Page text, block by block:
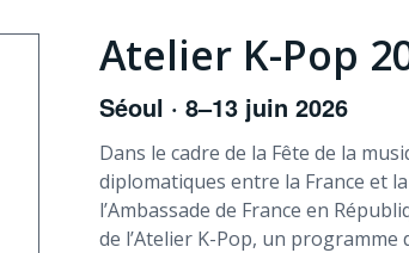
Atelier K-Pop
Séoul · 8–13 juin 2026
Dans le cadre de la Fête de la
diplomatiques entre la France et
l’Ambassade de France en
de l’Atelier K-Pop, un